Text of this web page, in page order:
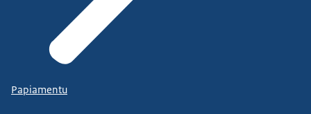
Papiamentu